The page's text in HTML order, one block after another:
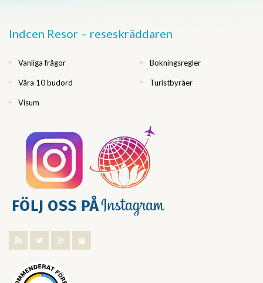
Indcen Resor – reseskräddaren
Vanliga frågor Bokningsregler
Våra 10 budord Turistbyråer
Visum